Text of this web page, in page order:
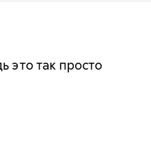
это так просто